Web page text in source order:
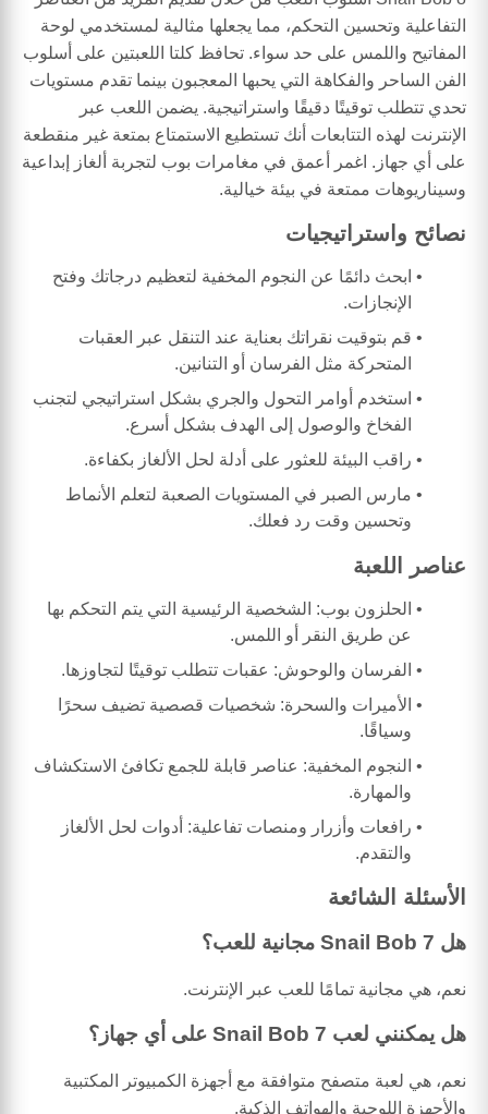
التفاعلية وتحسين التحكم، مما يجعلها مثالية لمستخدمي لوحة
المفاتيح واللمس على حد سواء. تحافظ كلتا اللعبتين على أسلوب
الفن الساحر والفكاهة التي يحبها المعجبون بينما تقدم مستويات
تحدي تتطلب توقيتًا دقيقًا واستراتيجية. يضمن اللعب عبر
الإنترنت لهذه التتابعات أنك تستطيع الاستمتاع بمتعة غير منقطعة
على أي جهاز. اغمر أعمق في مغامرات بوب لتجربة ألغاز إبداعية
وسيناريوهات ممتعة في بيئة خيالية.
نصائح واستراتيجيات
ابحث دائمًا عن النجوم المخفية لتعظيم درجاتك وفتح
الإنجازات.
قم بتوقيت نقراتك بعناية عند التنقل عبر العقبات
المتحركة مثل الفرسان أو التنانين.
استخدم أوامر التحول والجري بشكل استراتيجي لتجنب
الفخاخ والوصول إلى الهدف بشكل أسرع.
راقب البيئة للعثور على أدلة لحل الألغاز بكفاءة.
مارس الصبر في المستويات الصعبة لتعلم الأنماط
وتحسين وقت رد فعلك.
عناصر اللعبة
الحلزون بوب: الشخصية الرئيسية التي يتم التحكم بها
عن طريق النقر أو اللمس.
الفرسان والوحوش: عقبات تتطلب توقيتًا لتجاوزها.
الأميرات والسحرة: شخصيات قصصية تضيف سحرًا
وسياقًا.
النجوم المخفية: عناصر قابلة للجمع تكافئ الاستكشاف
والمهارة.
رافعات وأزرار ومنصات تفاعلية: أدوات لحل الألغاز
والتقدم.
الأسئلة الشائعة
هل Snail Bob 7 مجانية للعب؟
نعم، هي مجانية تمامًا للعب عبر الإنترنت.
هل يمكنني لعب Snail Bob 7 على أي جهاز؟
نعم، هي لعبة متصفح متوافقة مع أجهزة الكمبيوتر المكتبية
والأجهزة اللوحية والهواتف الذكية.